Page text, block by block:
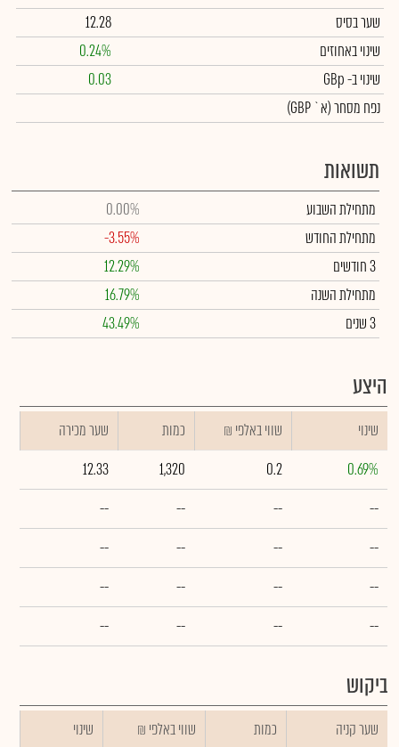
שער בסיס
12.28
שינוי באחוזים
0.24%
שינויב- GBp
0.03
נפח מסחר(א` GBP)
תשואות
מתחילת השבוע
0.00%
מתחילת החודש
-3.55%
3 חודשים
12.29%
מתחילת השנה
16.79%
3 שנים
43.49%
היצע
שינוי ₪ שווי באלפי כמות
שער מכירה
0.69%
0.2
1,320
12.33
--
--
--
--
--
--
--
--
--
--
--
--
--
--
--
--
ביקוש
שער קניה כמות ₪ שווי באלפי
שינוי